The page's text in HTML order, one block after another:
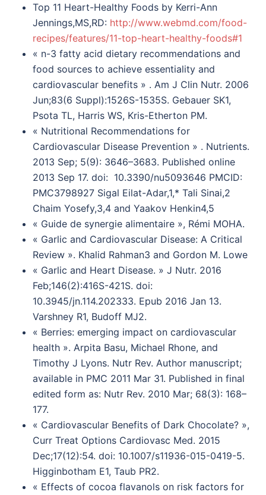
Top 11 Heart-Healthy Foods by Kerri-Ann
Jennings,MS,RD: http://www.webmd.com/food-
recipes/features/11-top-heart-healthy-foods#1
« n-3 fatty acid dietary recommendations and
food sources to achieve essentiality and
cardiovascular benefits » . Am J Clin Nutr. 2006
Jun;83(6 Suppl):1526S-1535S. Gebauer SK1,
Psota TL, Harris WS, Kris-Etherton PM.
« Nutritional Recommendations for
Cardiovascular Disease Prevention » . Nutrients.
2013 Sep; 5(9): 3646–3683. Published online
2013 Sep 17. doi: 10.3390/nu5093646 PMCID:
PMC3798927 Sigal Eilat-Adar,1,* Tali Sinai,2
Chaim Yosefy,3,4 and Yaakov Henkin4,5
« Guide de synergie alimentaire », Rémi MOHA.
« Garlic and Cardiovascular Disease: A Critical
Review ». Khalid Rahman3 and Gordon M. Lowe
« Garlic and Heart Disease. » J Nutr. 2016
Feb;146(2):416S-421S. doi:
10.3945/jn.114.202333. Epub 2016 Jan 13.
Varshney R1, Budoff MJ2.
« Berries: emerging impact on cardiovascular
health ». Arpita Basu, Michael Rhone, and
Timothy J Lyons. Nutr Rev. Author manuscript;
available in PMC 2011 Mar 31. Published in final
edited form as: Nutr Rev. 2010 Mar; 68(3): 168–
177.
« Cardiovascular Benefits of Dark Chocolate? »,
Curr Treat Options Cardiovasc Med. 2015
Dec;17(12):54. doi: 10.1007/s11936-015-0419-5.
Higginbotham E1, Taub PR2.
« Effects of cocoa flavanols on risk factors for